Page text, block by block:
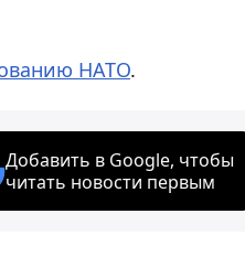
НАТО.
Добавить в Google, чтобы
читать новости первым